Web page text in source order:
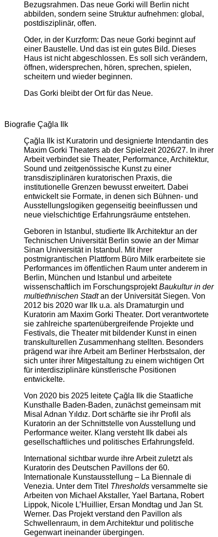
Bezugsrahmen. Das neue Gorki will Berlin nicht
abbilden, sondern seine Struktur aufnehmen: global,
postdisziplinär, offen.
Oder, in der Kurzform: Das neue Gorki beginnt auf
einer Baustelle. Und das ist ein gutes Bild. Dieses
Haus ist nicht abgeschlossen. Es soll sich verändern,
öffnen, widersprechen, hören, sprechen, spielen,
scheitern und wieder beginnen.
Das Gorki bleibt der Ort für das Neue.
Biografie Çağla Ilk
Çağla Ilk ist Kuratorin und designierte Intendantin des
Maxim Gorki Theaters ab der Spielzeit 2026/27. In ihrer
Arbeit verbindet sie Theater, Performance, Architektur,
Sound und zeitgenössische Kunst zu einer
transdisziplinären kuratorischen Praxis, die
institutionelle Grenzen bewusst erweitert. Dabei
entwickelt sie Formate, in denen sich Bühnen- und
Ausstellungslogiken gegenseitig beeinflussen und
neue vielschichtige Erfahrungsräume entstehen.
Geboren in Istanbul, studierte Ilk Architektur an der
Technischen Universität Berlin sowie an der Mimar
Sinan Universität in Istanbul. Mit ihrer
postmigrantischen Plattform Büro Milk erarbeitete sie
Performances im öffentlichen Raum unter anderem in
Berlin, München und Istanbul und arbeitete
wissenschaftlich im ForschungsprojektBaukultur in der
multiethnischen Stadtan der Universität Siegen. Von
2012 bis 2020 war Ilk u.a. als Dramaturgin und
Kuratorin am Maxim Gorki Theater. Dort verantwortete
sie zahlreiche spartenübergreifende Projekte und
Festivals, die Theater mit bildender Kunst in einen
transkulturellen Zusammenhang stellten. Besonders
prägend war ihre Arbeit am Berliner Herbstsalon, der
sich unter ihrer Mitgestaltung zu einem wichtigen Ort
für interdisziplinäre künstlerische Positionen
entwickelte.
Von 2020 bis 2025 leitete Çağla Ilk die Staatliche
Kunsthalle Baden-Baden, zunächst gemeinsam mit
Misal Adnan Yıldız. Dort schärfte sie ihr Profil als
Kuratorin an der Schnittstelle von Ausstellung und
Performance weiter. Klang versteht Ilk dabei als
gesellschaftliches und politisches Erfahrungsfeld.
International sichtbar wurde ihre Arbeit zuletzt als
Kuratorin des Deutschen Pavillons der 60.
Internationale Kunstausstellung – La Biennale di
Venezia. Unter dem Titel Thresholdsversammelte sie
Arbeiten von Michael Akstaller, Yael Bartana, Robert
Lippok, Nicole L’Huillier, Ersan Mondtag und Jan St.
Werner. Das Projekt verstand den Pavillon als
Schwellenraum, in dem Architektur und politische
Gegenwart ineinander übergingen.